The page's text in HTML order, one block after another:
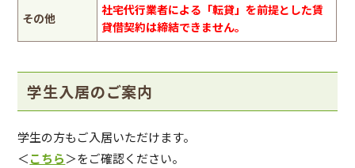
その他
社宅代行業者による「転貸」を前提とした賃
貸借契約は締結できません。
学生入居のご案内
学生の方もご入居いただけます。
＜こちら＞をご確認ください。